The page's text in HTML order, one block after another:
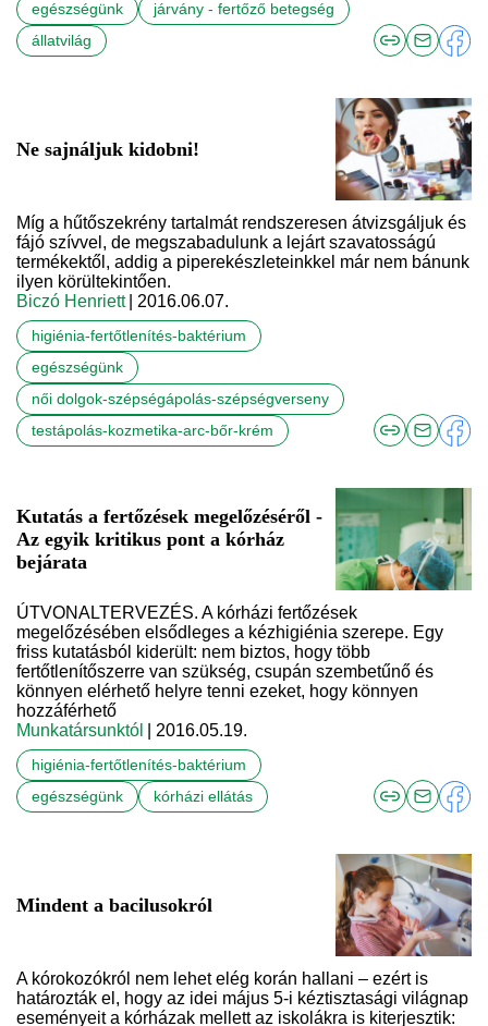
egészségünk
járvány - fertőző betegség
állatvilág
Ne sajnáljuk kidobni!
Míg a hűtőszekrény tartalmát rendszeresen átvizsgáljuk és
fájó szívvel, de megszabadulunk a lejárt szavatosságú
termékektől, addig a piperekészleteinkkel már nem bánunk
ilyen körültekintően.
Biczó Henriett
| 2016.06.07.
higiénia-fertőtlenítés-baktérium
egészségünk
női dolgok-szépségápolás-szépségverseny
testápolás-kozmetika-arc-bőr-krém
Kutatás a fertőzések megelőzéséről -
Az egyik kritikus pont a kórház
bejárata
ÚTVONALTERVEZÉS. A kórházi fertőzések
megelőzésében elsődleges a kézhigiénia szerepe. Egy
friss kutatásból kiderült: nem biztos, hogy több
fertőtlenítőszerre van szükség, csupán szembetűnő és
könnyen elérhető helyre tenni ezeket, hogy könnyen
hozzáférhető
Munkatársunktól
| 2016.05.19.
higiénia-fertőtlenítés-baktérium
egészségünk
kórházi ellátás
Mindent a bacilusokról
A kórokozókról nem lehet elég korán hallani – ezért is
határozták el, hogy az idei május 5-i kéztisztasági világnap
eseményeit a kórházak mellett az iskolákra is kiterjesztik: